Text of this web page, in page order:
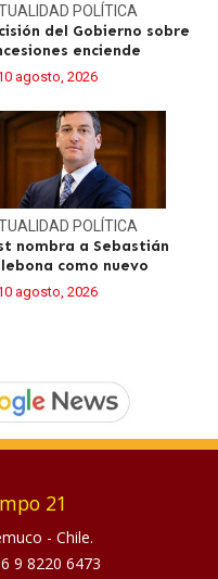
POLÍTICA
del Gobierno sobre
enciende
agosto, 2026
POLÍTICA
nombra a Sebastián
como nuevo
agosto, 2026
21
- Chile.
9 8220 6473